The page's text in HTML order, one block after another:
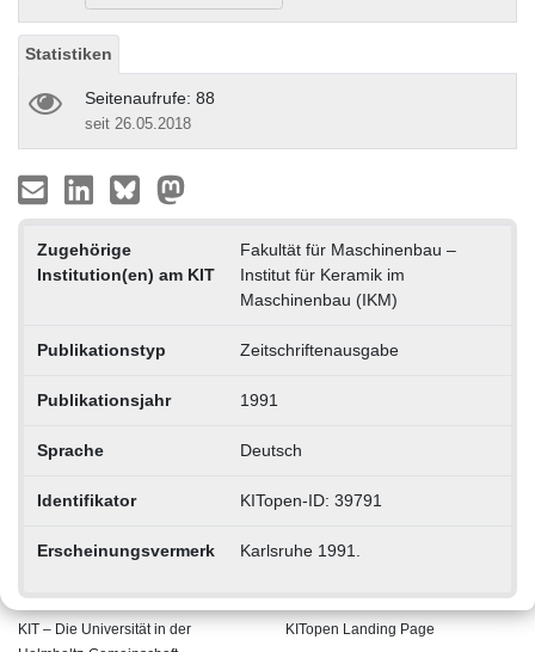
Statistiken
Seitenaufrufe: 88
seit 26.05.2018
Zugehörige
Institution(en) am KIT
Fakultät für Maschinenbau –
Institut für Keramik im
Maschinenbau (IKM)
Publikationstyp Zeitschriftenausgabe
Publikationsjahr 1991
Sprache Deutsch
Identifikator KITopen-ID: 39791
Erscheinungsvermerk Karlsruhe 1991.
KIT – Die Universität in der
KITopen Landing Page